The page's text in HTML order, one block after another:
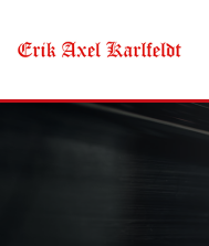
Skip to main content